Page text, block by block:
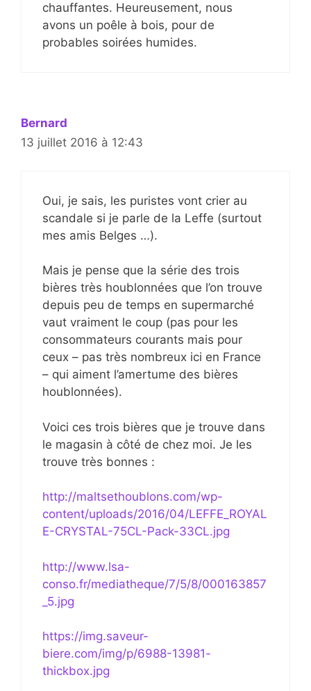
chauffantes. Heureusement, nous
avons un poêle à bois, pour de
probables soirées humides.
Bernard
13 juillet 2016 à 12:43
Oui, je sais, les puristes vont crier au
scandale si je parle de la Leffe (surtout
mes amis Belges …).
Mais je pense que la série des trois
bières très houblonnées que l’on trouve
depuis peu de temps en supermarché
vaut vraiment le coup (pas pour les
consommateurs courants mais pour
ceux – pas très nombreux ici en France
– qui aiment l’amertume des bières
houblonnées).
Voici ces trois bières que je trouve dans
le magasin à côté de chez moi. Je les
trouve très bonnes :
http://maltsethoublons.com/wp-
content/uploads/2016/04/LEFFE_ROYAL
E-CRYSTAL-75CL-Pack-33CL.jpg
http://www.lsa-
conso.fr/mediatheque/7/5/8/000163857
_5.jpg
https://img.saveur-
biere.com/img/p/6988-13981-
thickbox.jpg